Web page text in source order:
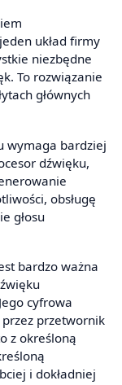
układ firmy
niezbędne
To rozwiązanie
głównych
wymaga bardziej
dźwięku,
obsługę
głosu
bardzo ważna
cyfrowa
przetwornik
z określoną
i dokładniej